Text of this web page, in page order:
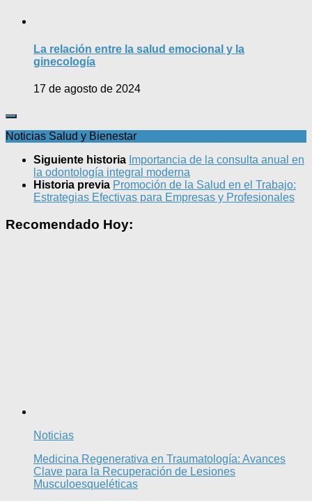
La relación entre la salud emocional y la
ginecología
17 de agosto de 2024
Noticias Salud y Bienestar
Siguiente historia Importancia de la consulta anual en
la odontología integral moderna
Historia previa Promoción de la Salud en el Trabajo:
Estrategias Efectivas para Empresas y Profesionales
Recomendado Hoy:
Noticias
Medicina Regenerativa en Traumatología: Avances
Clave para la Recuperación de Lesiones
Musculoesqueléticas